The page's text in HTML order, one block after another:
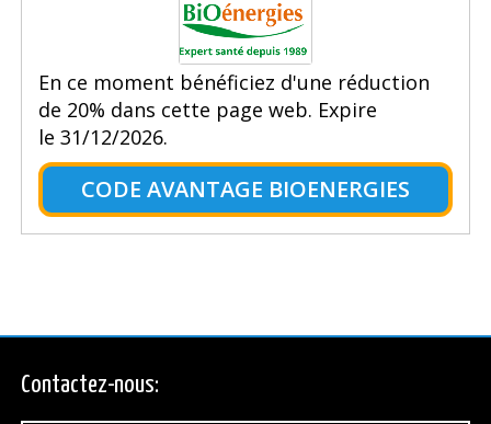
En ce moment bénéficiez d'une réduction
de 20% dans cette page web. Expire
le 31/12/2026.
CODE AVANTAGE BIOENERGIES
Contactez-nous: